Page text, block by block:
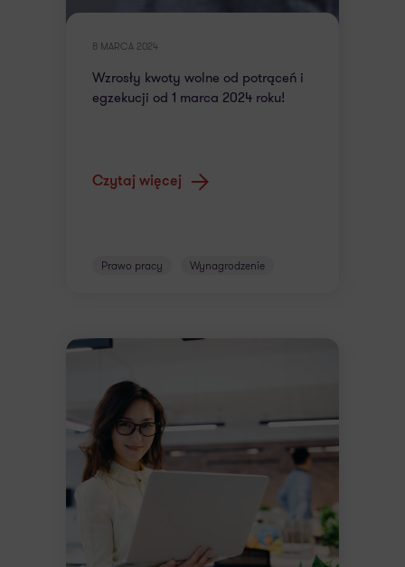
8 MARCA 2024
Wzrosły kwoty wolne od potrąceń i
egzekucji od 1 marca 2024 roku!
Czytaj więcej
Prawo pracy Wynagrodzenie